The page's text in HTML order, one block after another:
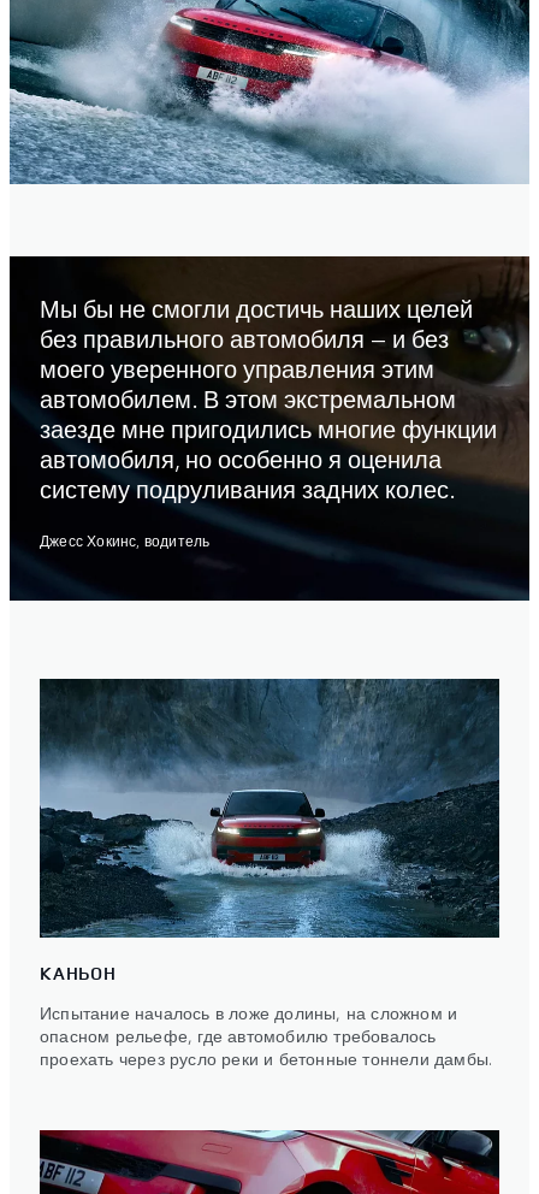
Мы бы не смогли достичь наших целей
без правильного автомобиля — и без
моего уверенного управления этим
автомобилем. В этом экстремальном
заезде мне пригодились многие функции
автомобиля, но особенно я оценила
систему подруливания задних колес.
Джесс Хокинс, водитель
КАНЬОН
Испытание началось в ложе долины, на сложном и
опасном рельефе, где автомобилю требовалось
проехать через русло реки и бетонные тоннели дамбы.